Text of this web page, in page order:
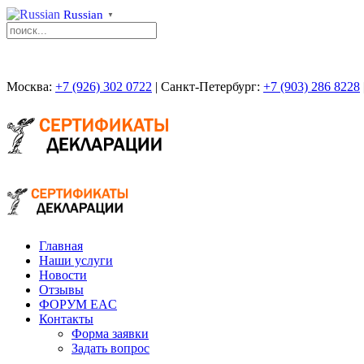
Russian ▼
Москва: +7 (926) 302 0722 | Санкт-Петербург: +7 (903) 286 8228
Главная
Наши услуги
Новости
Отзывы
ФОРУМ EAC
Контакты
Форма заявки
Задать вопрос